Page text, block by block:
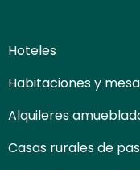
Hoteles
Habitaciones y
Alquileres
Casas rurales de